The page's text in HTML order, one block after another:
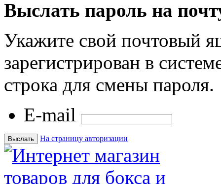
Выслать пароль на
Укажите свой почтовый
зарегистрирован в
строка для смены пароля.
E-mail
На страницу авторизации